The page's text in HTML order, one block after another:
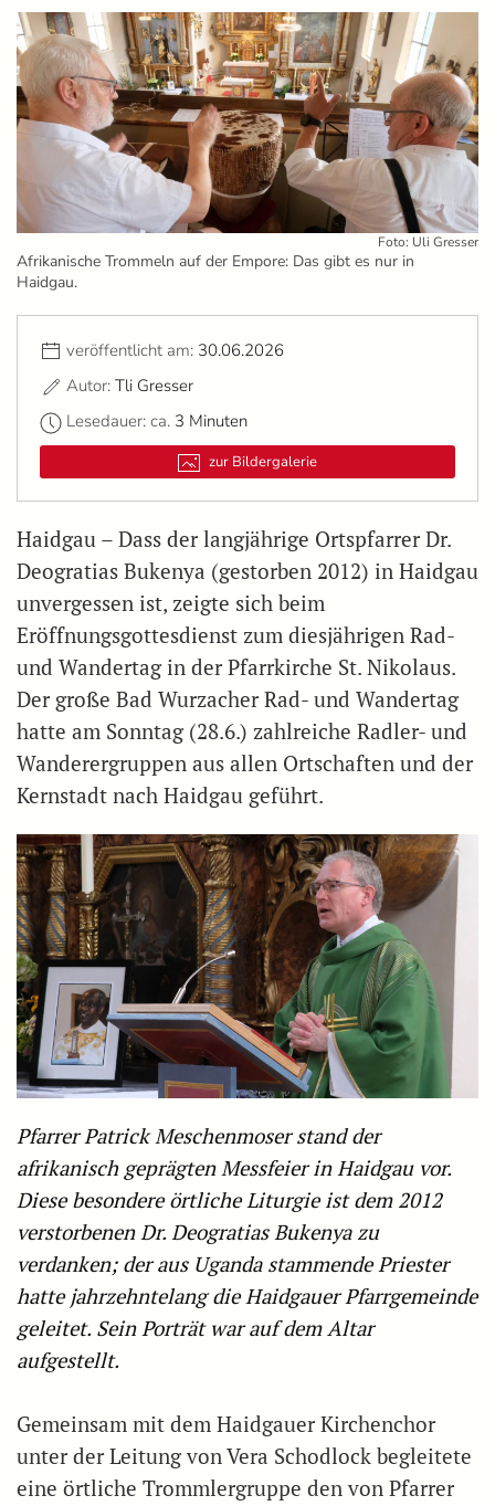
Foto: Uli Gresser
Afrikanische Trommeln auf der Empore: Das gibt es nur in
Haidgau.
veröffentlicht am: 30.06.2026
Autor: Tli Gresser
Lesedauer: ca. 3 Minuten
zur Bildergalerie
Haidgau – Dass der langjährige Ortspfarrer Dr.
Deogratias Bukenya (gestorben 2012) in Haidgau
unvergessen ist, zeigte sich beim
Eröffnungsgottesdienst zum diesjährigen Rad-
und Wandertag in der Pfarrkirche St. Nikolaus.
Der große Bad Wurzacher Rad- und Wandertag
hatte am Sonntag (28.6.) zahlreiche Radler- und
Wanderergruppen aus allen Ortschaften und der
Kernstadt nach Haidgau geführt.
Pfarrer Patrick Meschenmoser stand der
afrikanisch geprägten Messfeier in Haidgau vor.
Diese besondere örtliche Liturgie ist dem 2012
verstorbenen Dr. Deogratias Bukenya zu
verdanken; der aus Uganda stammende Priester
hatte jahrzehntelang die Haidgauer Pfarrgemeinde
geleitet. Sein Porträt war auf dem Altar
aufgestellt.
Gemeinsam mit dem Haidgauer Kirchenchor
unter der Leitung von Vera Schodlock begleitete
eine örtliche Trommlergruppe den von Pfarrer